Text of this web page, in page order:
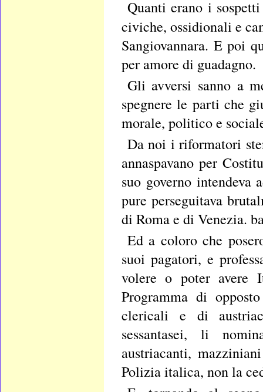
Quanti erano i
civiche, ossidionali e
Sangiovannara. E poi
per amore di guadagno.
Gli avversi sanno a
spegnere le parti che
morale, politico e
Da noi i riformatori
annaspavano per
suo governo
pure perseguitava
di Roma e di Venezia.
Ed a coloro che
suoi pagatori, e
volere o poter avere
Programma di
clericali e di
sessantasei, li
austriacanti,
Polizia italica, non la